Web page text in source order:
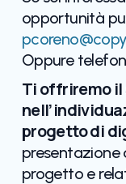
opportunità
Oppure
Ti offriremo
progetto di
presentazione
progetto e